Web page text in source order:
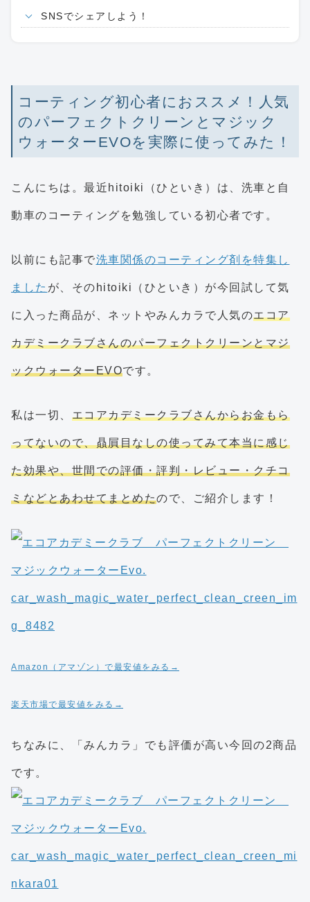
SNSでシェアしよう！
コーティング初心者におススメ！人気
のパーフェクトクリーンとマジック
ウォーターEVOを実際に使ってみた！
こんにちは。最近hitoiki（ひといき）は、洗車と自
動車のコーティングを勉強している初心者です。
以前にも記事で洗車関係のコーティング剤を特集し
ました が、そのhitoiki（ひといき）が今回試して気
に入った商品が、ネットやみんカラで人気のエコア
カデミークラブさんのパーフェクトクリーンとマジ
ックウォーターEVOです。
私は一切、 エコアカデミークラブさんからお金もら
ってないので、贔屓目なしの使ってみて本当に感じ
た効果や、世間での評価・評判・レビュー・クチコ
ミなどとあわせてまとめたので、ご紹介します！
Amazon（アマゾン）で最安値をみる→
楽天市場で最安値をみる→
ちなみに、「みんカラ」でも評価が高い今回の2商品
です。